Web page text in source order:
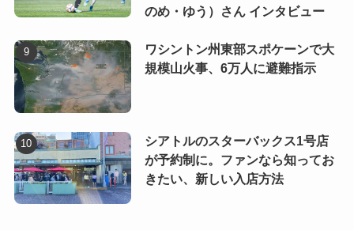
のめ・ゆう）さん インタビュー
ワシントン州東部スポケーンで大
規模山火事、6万人に避難指示
シアトルのスターバックス1号店
が予約制に。ファンなら知ってお
きたい、新しい入店方法